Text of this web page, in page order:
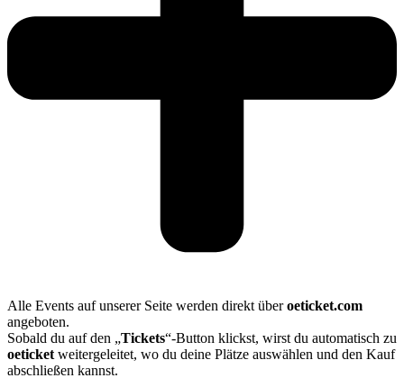
Alle Events auf unserer Seite werden direkt überoeticket.com
angeboten.
Sobald du auf den „Tickets“-Button klickst, wirst du automatisch zu
oeticketweitergeleitet, wo du deine Plätze auswählen und den Kauf
abschließen kannst.